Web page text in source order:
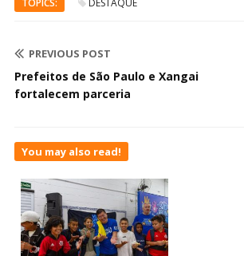
TOPICS: DESTAQUE
PREVIOUS POST
Prefeitos de São Paulo e Xangai
fortalecem parceria
You may also read!